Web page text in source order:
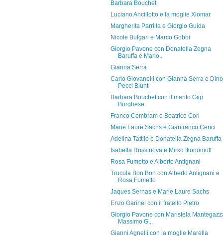
Barbara Bouchet
Luciano Ancillotto e la moglie Xiomar
Margherita Parrilla e Giorgio Guida
Nicole Bulgari e Marco Gobbi
Giorgio Pavone con Donatella Zegna
Baruffa e Mario...
Gianna Serra
Carlo Giovanelli con Gianna Serra e Dino
Pecci Blunt
Barbara Bouchet con il marito Gigi
Borghese
Franco Cembram e Beatrice Cori
Marie Laure Sachs e Gianfranco Cenci
Adelina Tattilo e Donatella Zegna Baruffa
Isabella Russinova e Mirko Ikonomoff
Rosa Fumetto e Alberto Antignani
Trucula Bon Bon con Alberto Antignani e
Rosa Fumetto
Jaques Sernas e Marie Laure Sachs
Enzo Garinei con il fratello Pietro
Giorgio Pavone con Maristela
Massimo G...
Gianni Agnelli con la moglie Marella